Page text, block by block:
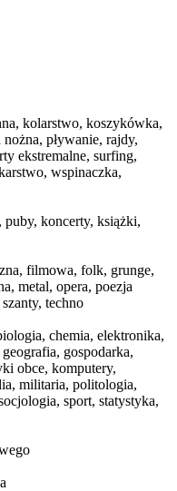
kolarstwo, koszykówka,
pływanie, rajdy,
ekstremalne, surfing,
wspinaczka,
koncerty, książki,
filmowa, folk, grunge,
metal, opera, poezja
techno
chemia, elektronika,
gospodarka,
obce, komputery,
militaria, politologia,
sport, statystyka,